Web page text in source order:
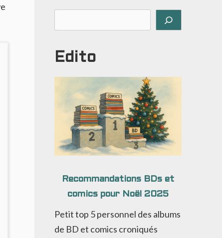
Edito
Recommandations BDs et
comics pour Noël 2025
Petit top 5 personnel des albums
de BD et comics croniqués